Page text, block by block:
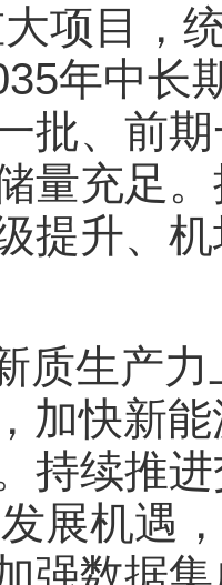
项目，
年中长
批、前
量充足
提升、
质生产
加快新
持续推
展机遇
强数据